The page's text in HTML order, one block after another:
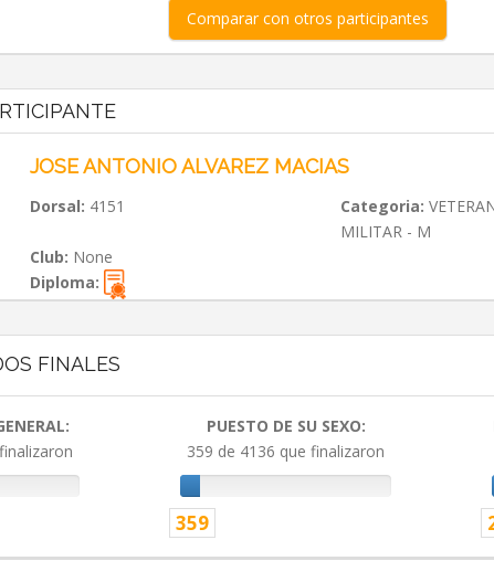
Comparar con otros participantes
JOSE ANTONIO ALVAREZ MACIAS
Dorsal: 4151 Categoria:
MILITAR - M
Club: None
Diploma:
FINALES
PUESTO DE SU SEXO:
359 de 4136 que finalizaron
359